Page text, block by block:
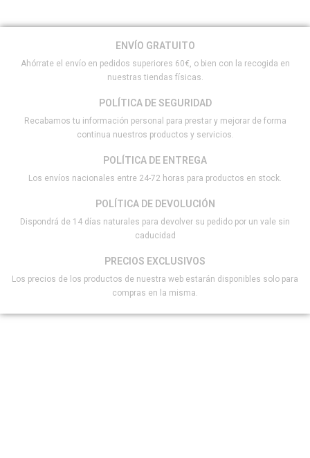
ENVÍO GRATUITO
Ahórrate el envío en pedidos superiores 60€, o bien con la recogida en
nuestras tiendas físicas.
POLÍTICA DE SEGURIDAD
Recabamos tu información personal para prestar y mejorar de forma
continua nuestros productos y servicios.
POLÍTICA DE ENTREGA
Los envíos nacionales entre 24-72 horas para productos en stock.
POLÍTICA DE DEVOLUCIÓN
Dispondrá de 14 días naturales para devolver su pedido por un vale sin
caducidad
PRECIOS EXCLUSIVOS
Los precios de los productos de nuestra web estarán disponibles solo para
compras en la misma.